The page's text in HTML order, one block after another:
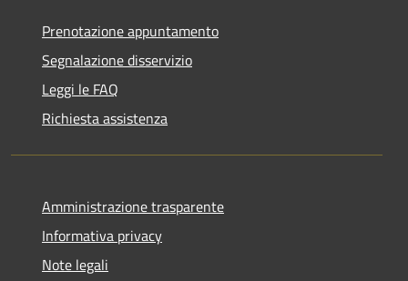
Prenotazione appuntamento
Segnalazione disservizio
Leggi le FAQ
Richiesta assistenza
Amministrazione trasparente
Informativa privacy
Note legali